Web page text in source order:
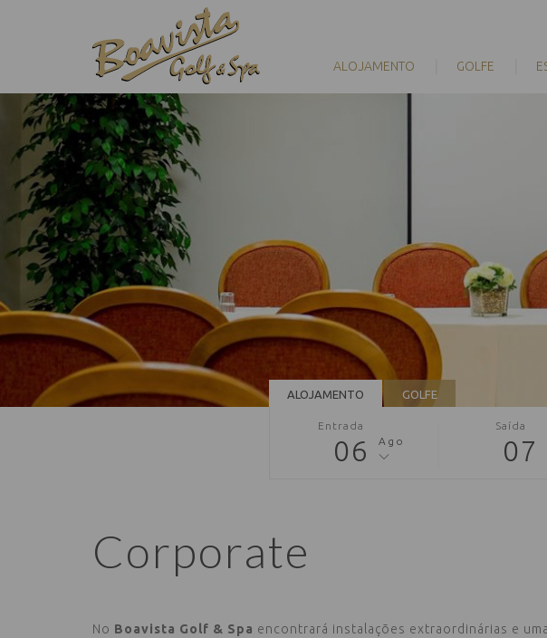
ALOJAMENTO GOLFE
ALOJAMENTO GOLFE
Entrada
06 Ago
Saída
07
Corporate
No Boavista Golf & Spa encontrará instalações extraordinárias e